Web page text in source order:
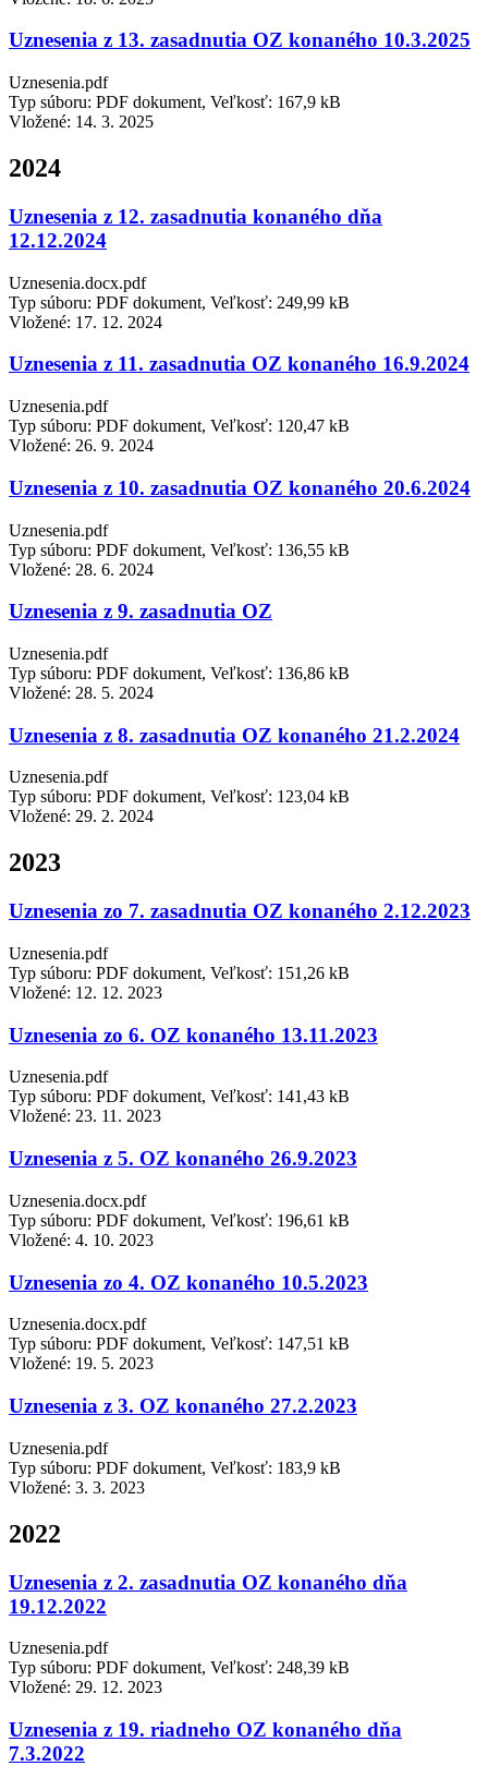
Uznesenia z 13. zasadnutia OZ konaného 10.3.2025
Uznesenia.pdf
Typ súboru: PDF dokument, Veľkosť: 167,9 kB
Vložené: 14. 3. 2025
2024
Uznesenia z 12. zasadnutia konaného dňa
12.12.2024
Uznesenia.docx.pdf
Typ súboru: PDF dokument, Veľkosť: 249,99 kB
Vložené: 17. 12. 2024
Uznesenia z 11. zasadnutia OZ konaného 16.9.2024
Uznesenia.pdf
Typ súboru: PDF dokument, Veľkosť: 120,47 kB
Vložené: 26. 9. 2024
Uznesenia z 10. zasadnutia OZ konaného 20.6.2024
Uznesenia.pdf
Typ súboru: PDF dokument, Veľkosť: 136,55 kB
Vložené: 28. 6. 2024
Uznesenia z 9. zasadnutia OZ
Uznesenia.pdf
Typ súboru: PDF dokument, Veľkosť: 136,86 kB
Vložené: 28. 5. 2024
Uznesenia z 8. zasadnutia OZ konaného 21.2.2024
Uznesenia.pdf
Typ súboru: PDF dokument, Veľkosť: 123,04 kB
Vložené: 29. 2. 2024
2023
Uznesenia zo 7. zasadnutia OZ konaného 2.12.2023
Uznesenia.pdf
Typ súboru: PDF dokument, Veľkosť: 151,26 kB
Vložené: 12. 12. 2023
Uznesenia zo 6. OZ konaného 13.11.2023
Uznesenia.pdf
Typ súboru: PDF dokument, Veľkosť: 141,43 kB
Vložené: 23. 11. 2023
Uznesenia z 5. OZ konaného 26.9.2023
Uznesenia.docx.pdf
Typ súboru: PDF dokument, Veľkosť: 196,61 kB
Vložené: 4. 10. 2023
Uznesenia zo 4. OZ konaného 10.5.2023
Uznesenia.docx.pdf
Typ súboru: PDF dokument, Veľkosť: 147,51 kB
Vložené: 19. 5. 2023
Uznesenia z 3. OZ konaného 27.2.2023
Uznesenia.pdf
Typ súboru: PDF dokument, Veľkosť: 183,9 kB
Vložené: 3. 3. 2023
2022
Uznesenia z 2. zasadnutia OZ konaného dňa
19.12.2022
Uznesenia.pdf
Typ súboru: PDF dokument, Veľkosť: 248,39 kB
Vložené: 29. 12. 2023
Uznesenia z 19. riadneho OZ konaného dňa
7.3.2022